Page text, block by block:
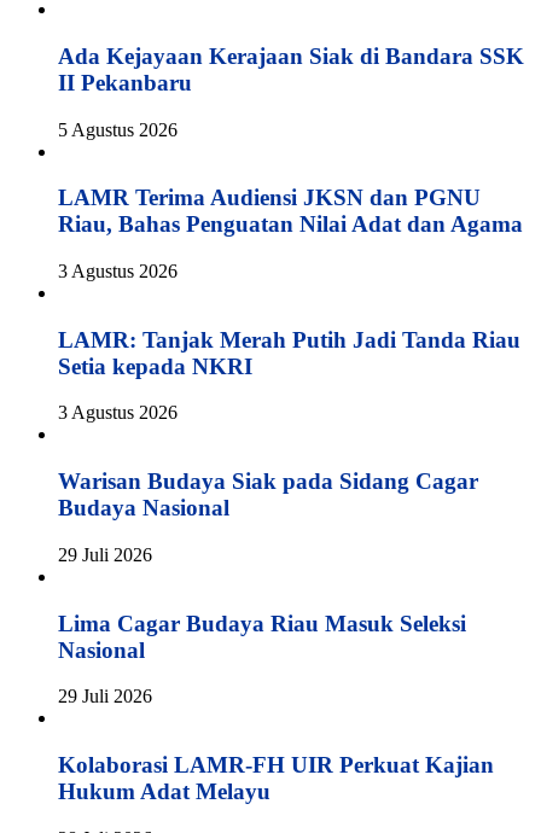
Ada Kejayaan Kerajaan Siak di Bandara SSK
II Pekanbaru
5 Agustus 2026
LAMR Terima Audiensi JKSN dan PGNU
Riau, Bahas Penguatan Nilai Adat dan Agama
3 Agustus 2026
LAMR: Tanjak Merah Putih Jadi Tanda Riau
Setia kepada NKRI
3 Agustus 2026
Warisan Budaya Siak pada Sidang Cagar
Budaya Nasional
29 Juli 2026
Lima Cagar Budaya Riau Masuk Seleksi
Nasional
29 Juli 2026
Kolaborasi LAMR-FH UIR Perkuat Kajian
Hukum Adat Melayu